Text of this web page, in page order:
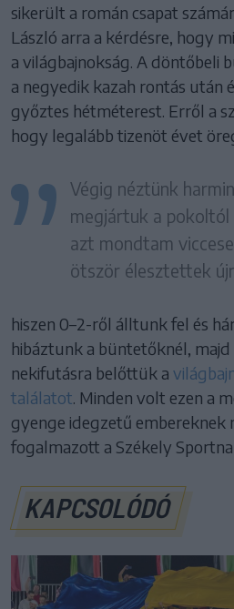
sikerült a román csapat
László arra a kérdésre, hogy
a világbajnokság. A döntőbeli
a negyedik kazah rontás után
győztes hétméterest. Erről a
hogy legalább tizenöt évet
Végig néztünk
megjártuk a pokoltól
azt mondtam
ötször élesztettek
hiszen 0–2-ről álltunk fel és
hibáztunk a büntetőknél,
nekifutásra belőttük a
találatot. Minden volt ezen a
gyenge idegzetű embereknek
fogalmazott a Székely
KAPCSOLÓDÓ